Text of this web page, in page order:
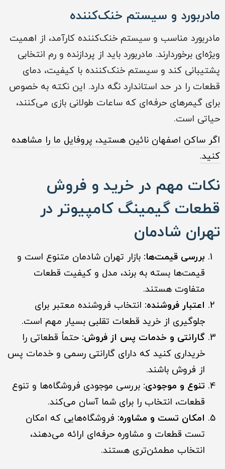
مادربورد و سیستم خنک‌کننده
مادربورد مناسب و سیستم خنک‌کننده کارآمد، از اهمیت
ویژه‌ای برخوردارند. مادربورد باید از پردازنده و رم انتخابی
پشتیبانی کند و سیستم خنک‌کننده با کیفیت، دمای
قطعات را در حد استاندارد نگه دارد. این نکته به خصوص
برای گیمرهای حرفه‌ای که ساعات طولانی بازی می‌کنند،
حیاتی است.
اگر ساکن اصفهان نائین هستید، پروفایل ما را مشاهده
کنید.
نکات مهم در خرید و فروش
قطعات گیمینگ کامپیوتر در
تهران شادمان
بررسی قیمت‌ها: بازار تهران شادمان متنوع است و
قیمت‌ها بسته به برند، مدل و کیفیت قطعات
متفاوت هستند.
اعتبار فروشنده: انتخاب فروشنده معتبر برای
جلوگیری از خرید قطعات تقلبی بسیار مهم است.
گارانتی و خدمات پس از فروش: حتماً قطعاتی را
خریداری کنید که دارای گارانتی رسمی و خدمات پس
از فروش باشند.
تنوع و موجودی: بررسی موجودی فروشگاه‌ها و تنوع
قطعات، انتخاب را برای شما آسان می‌کند.
امکان تست و مشاوره: فروشگاه‌هایی که امکان
تست قطعات و مشاوره حرفه‌ای ارائه می‌دهند،
انتخاب مطمئن‌تری هستند.